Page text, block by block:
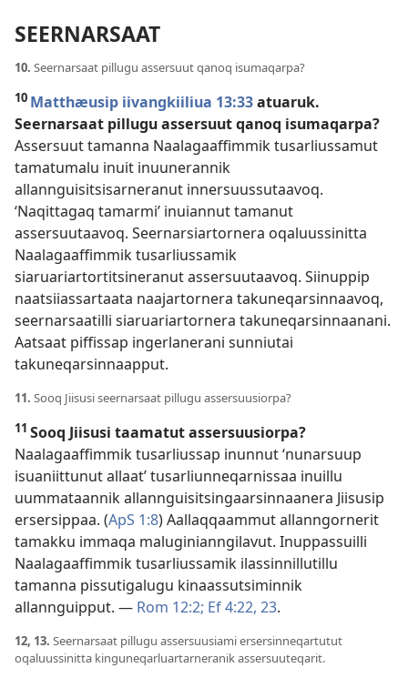
SEERNARSAAT
10. Seernarsaat pillugu assersuut qanoq isumaqarpa?
10 Matthæusip iivangkiiliua 13:33atuaruk.
Seernarsaat pillugu assersuut qanoq isumaqarpa?
Assersuut tamanna Naalagaaffimmik tusarliussamut
tamatumalu inuit inuunerannik
allannguisitsisarneranut innersuussutaavoq.
‘Naqittagaq tamarmi’ inuiannut tamanut
assersuutaavoq. Seernarsiartornera oqaluussinitta
Naalagaaffimmik tusarliussamik
siaruariartortitsineranut assersuutaavoq. Siinuppip
naatsiiassartaata naajartornera takuneqarsinnaavoq,
seernarsaatilli siaruariartornera takuneqarsinnaanani.
Aatsaat piffissap ingerlanerani sunniutai
takuneqarsinnaapput.
11. Sooq Jiisusi seernarsaat pillugu assersuusiorpa?
11 Sooq Jiisusi taamatut assersuusiorpa?
Naalagaaffimmik tusarliussap inunnut ‘nunarsuup
isuaniittunut allaat’ tusarliunneqarnissaa inuillu
uummataannik allannguisitsingaarsinnaanera Jiisusip
ersersippaa. (ApS 1:8) Aallaqqaammut allanngornerit
tamakku immaqa maluginianngilavut. Inuppassuilli
Naalagaaffimmik tusarliussamik ilassinnillutillu
tamanna pissutigalugu kinaassutsiminnik
allannguipput. — Rom 12:2; Ef 4:22, 23.
12, 13. Seernarsaat pillugu assersuusiami ersersinneqartutut
oqaluussinitta kinguneqarluartarneranik assersuuteqarit.